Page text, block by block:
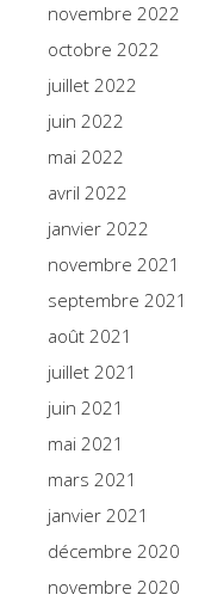
novembre 2022
octobre 2022
juillet 2022
juin 2022
mai 2022
avril 2022
janvier 2022
novembre 2021
septembre 2021
août 2021
juillet 2021
juin 2021
mai 2021
mars 2021
janvier 2021
décembre 2020
novembre 2020